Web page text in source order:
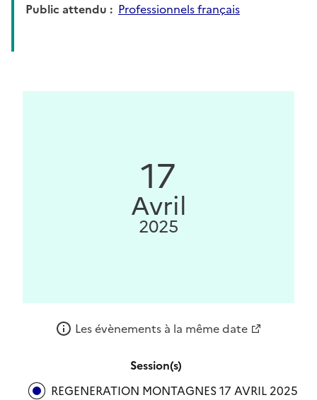
Public attendu
Professionnels français
17
Avril
2025
Les évènements à la même date
Session(s)
REGENERATION MONTAGNES 17 AVRIL 2025